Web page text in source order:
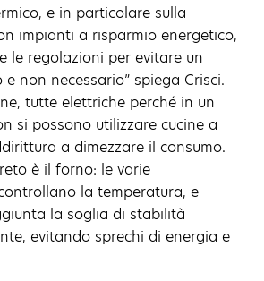
e in particolare sulla
impianti a risparmio energetico,
le regolazioni per evitare un
non necessario” spiega Crisci.
tutte elettriche perché in un
si possono utilizzare cucine a
a dimezzare il consumo.
è il forno: le varie
la temperatura, e
la soglia di stabilità
evitando sprechi di energia e